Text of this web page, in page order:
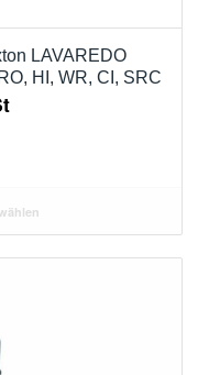
LAVAREDO
HI, WR, CI, SRC